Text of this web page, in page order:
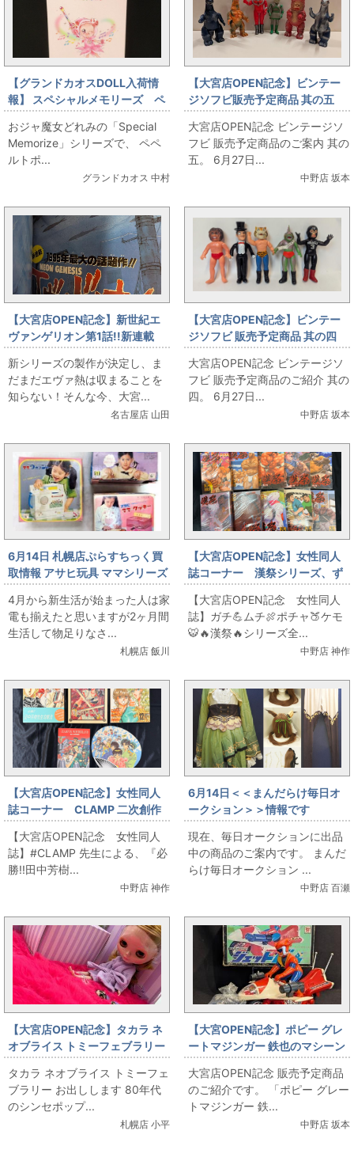
【グランドカオスDOLL入荷情
報】 スペシャルメモリーズ ペ
ペルトポロン
おジャ魔女どれみの「Special
Memorize」シリーズで、 ペペ
ルトポ...
グランドカオス 中村
【大宮店OPEN記念】ビンテー
ジソフビ販売予定商品 其の五
大宮店OPEN記念 ビンテージソ
フビ 販売予定商品のご案内 其の
五。 6月27日...
中野店 坂本
【大宮店OPEN記念】新世紀エ
ヴァンゲリオン第1話!!新連載
号!!出します!!
新シリーズの製作が決定し、ま
だまだエヴァ熱は収まることを
知らない！そんな今、大宮...
名古屋店 山田
【大宮店OPEN記念】ビンテー
ジソフビ 販売予定商品 其の四
大宮店OPEN記念 ビンテージソ
フビ 販売予定商品のご紹介 其の
四。 6月27日...
中野店 坂本
6月14日 札幌店ぷらすちっく買
取情報 アサヒ玩具 ママシリーズ
4月から新生活が始まった人は家
電も揃えたと思いますが2ヶ月間
生活して物足りなさ...
札幌店 飯川
【大宮店OPEN記念】女性同人
誌コーナー 漢祭シリーズ、ず
らりと！
【大宮店OPEN記念 女性同人
誌】ガチ💪ムチ🍖ポチャ🍑ケモ
🐯🔥漢祭🔥シリーズ全...
中野店 神作
【大宮店OPEN記念】女性同人
誌コーナー CLAMP 二次創作
本！ 銀河英雄伝説/鎧伝サムライ
トルーパー/聖闘士星矢/ジョジ
ョの奇妙な冒険
【大宮店OPEN記念 女性同人
誌】#CLAMP 先生による、『必
勝!!田中芳樹...
中野店 神作
6月14日＜＜まんだらけ毎日オ
ークション＞＞情報です
現在、毎日オークションに出品
中の商品のご案内です。 まんだ
らけ毎日オークション ...
中野店 百瀬
【大宮店OPEN記念】タカラ ネ
オブライス トミーフェブラリー
タカラ ネオブライス トミーフェ
ブラリー お出しします 80年代
のシンセポップ...
札幌店 小平
【大宮OPEN記念】ポピー グレ
ートマジンガー 鉄也のマシーン
ジェットバイ
大宮店OPEN記念 販売予定商品
のご紹介です。 「ポピー グレー
トマジンガー 鉄...
中野店 坂本